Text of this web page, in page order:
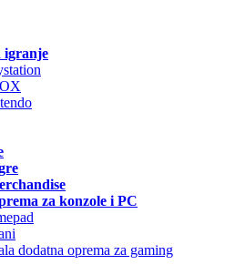
igranje
za konzole i PC
dodatna oprema za gaming